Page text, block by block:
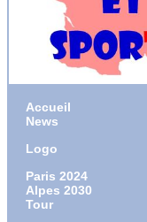
Accueil
News
Logo
Paris 2024
Alpes 2030
Tour